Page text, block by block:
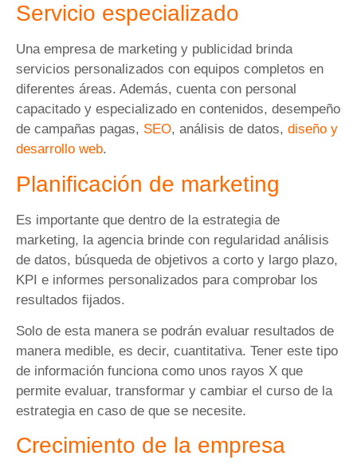
Servicio especializado
Una empresa de marketing y publicidad brinda
servicios personalizados con equipos completos en
diferentes áreas. Además, cuenta con personal
capacitado y especializado en contenidos, desempeño
de campañas pagas, SEO, análisis de datos, diseño y
desarrollo web.
Planificación de marketing
Es importante que dentro de la estrategia de
marketing, la agencia brinde con regularidad análisis
de datos, búsqueda de objetivos a corto y largo plazo,
KPI e informes personalizados para comprobar los
resultados fijados.
Solo de esta manera se podrán evaluar resultados de
manera medible, es decir, cuantitativa. Tener este tipo
de información funciona como unos rayos X que
permite evaluar, transformar y cambiar el curso de la
estrategia en caso de que se necesite.
Crecimiento de la empresa